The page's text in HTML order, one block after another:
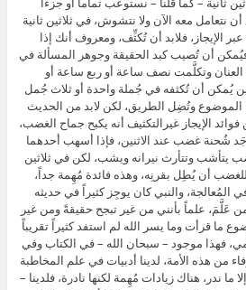
نتعامل معه الآن ولا نتشوش، في ثلاثين ثانية
الإيجاز، فلابد أن تُكثِّف، ومعروف أنك إذا
أن تُصيب كبد الحقيقة وجوهر المسألة في
وتكلَّمت نصف ساعة أو ربع ساعة أو
أن تُكثفه في جُملة واحدة أو ثلاث جُمل
الموضوع وتُضِل الطريق، لكن لابد من الحديث
فوائد الإيجاز غيرالتكثيف أنه يكبح جماح الغضب،
شُحنة غضب عند الاثنين، فإذا أسهب أحدهما
يتأشب وتتأرث نيرانه ويشب، لكن في ثلاثين
أن يُطِل بقرنِه، وهذه فائدة مُهِمة جداً،
المُعالجة، والنبي كان يوجِز كثيراً في حديثه
عَلَّمَ، علماً بأنني من غير تبجح حقيقةً ومن غير
ما قرأت وما يسر الله لم استفد كثيراً تقريباً
فهذا موجود – سبحان الله – في الكتاب وفي
من هذه الأمة، لدينا أدبيات في علم المخاطبة
ما ندر، هناك زيادات مُهِمة لكنها نادرة، فلدينا –